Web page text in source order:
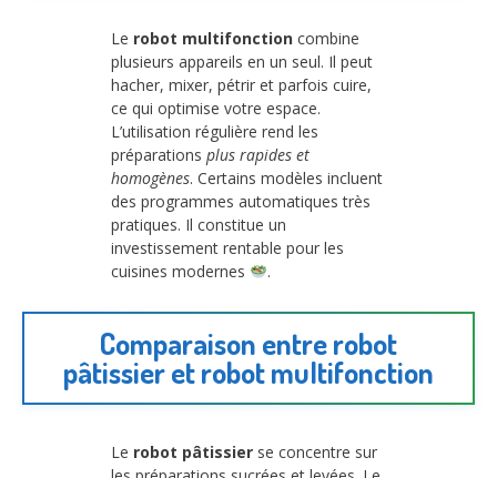
Le robot multifonction combine
plusieurs appareils en un seul. Il peut
hacher, mixer, pétrir et parfois cuire,
ce qui optimise votre espace.
L’utilisation régulière rend les
préparations plus rapides et
homogènes. Certains modèles incluent
des programmes automatiques très
pratiques. Il constitue un
investissement rentable pour les
cuisines modernes
.
Comparaison entre robot
pâtissier et robot multifonction
Le robot pâtissier se concentre sur